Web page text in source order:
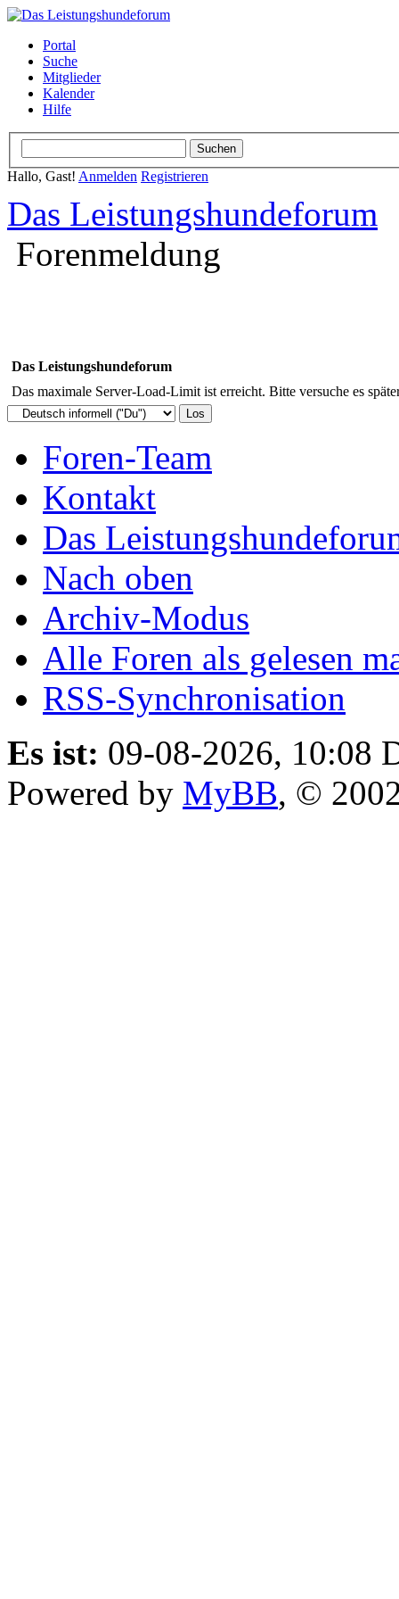
Portal
Suche
Mitglieder
Kalender
Hilfe
Hallo, Gast! Anmelden Registrieren
Das Leistungshundeforum
Forenmeldung
Das Leistungshundeforum
Das maximale Server-Load-Limit ist erreicht. Bitte versuche es
Foren-Team
Kontakt
Das
Nach oben
Archiv-Modus
Alle Foren als gelesen
RSS-Synchronisation
Es ist: 09-08-2026, 10:08
Powered by MyBB, ©